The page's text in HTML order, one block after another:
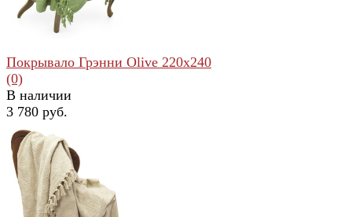
избранное сравнить
Покрывало Грэнни Olive 220x240
(0)
В наличии
3 780 руб.